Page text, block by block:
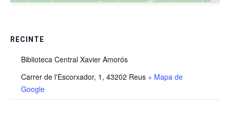
RECINTE
Biblioteca Central Xavier Amorós
Carrer de l'Escorxador, 1, 43202 Reus + Mapa de
Google